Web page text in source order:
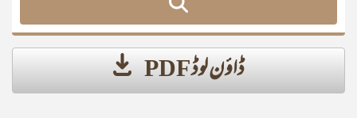
ڈاؤن لوڈ PDF